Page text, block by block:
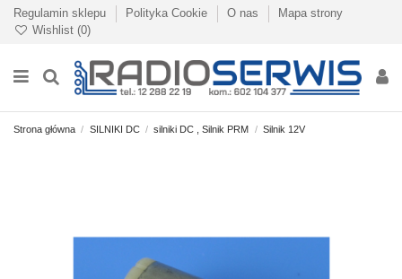
Regulamin sklepu Polityka Cookie O nas
Mapa strony
Wishlist (0)
Strona główna SILNIKI DC silniki DC , Silnik PRM Silnik 12V